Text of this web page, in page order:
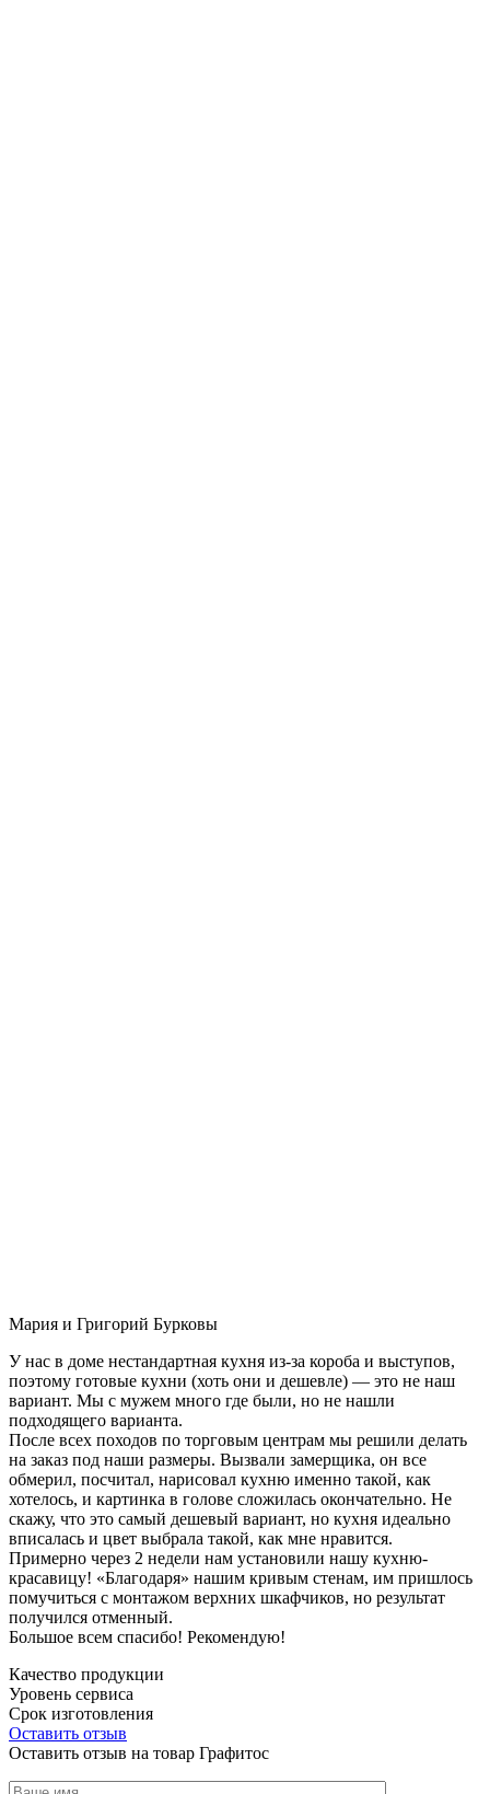
Мария и Григорий Бурковы
У нас в доме нестандартная кухня из-за короба и выступов,
поэтому готовые кухни (хоть они и дешевле) — это не наш
вариант. Мы с мужем много где были, но не нашли
подходящего варианта.
После всех походов по торговым центрам мы решили делать
на заказ под наши размеры. Вызвали замерщика, он все
обмерил, посчитал, нарисовал кухню именно такой, как
хотелось, и картинка в голове сложилась окончательно. Не
скажу, что это самый дешевый вариант, но кухня идеально
вписалась и цвет выбрала такой, как мне нравится.
Примерно через 2 недели нам установили нашу кухню-
красавицу! «Благодаря» нашим кривым стенам, им пришлось
помучиться с монтажом верхних шкафчиков, но результат
получился отменный.
Большое всем спасибо! Рекомендую!
Качество продукции
Уровень сервиса
Срок изготовления
Оставить отзыв
Оставить отзыв на товар Графитос